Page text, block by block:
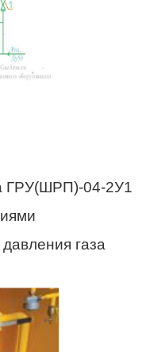
ГРУ(ШРП)-04-2У1
газа